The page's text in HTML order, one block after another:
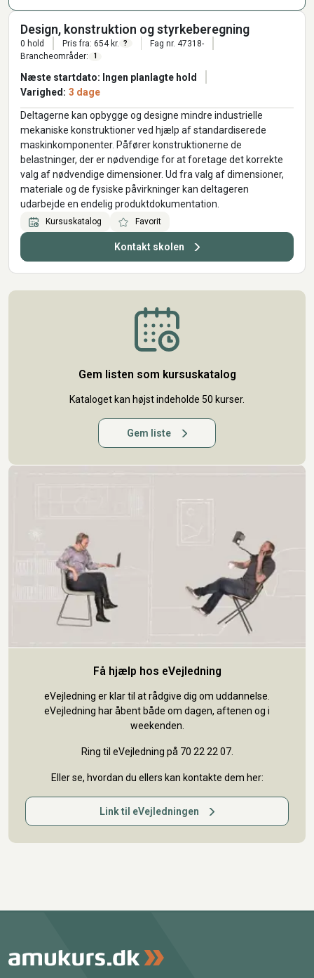
Design, konstruktion og styrkeberegning
0 hold Pris fra: 654 kr. ?
Fag nr. 47318-
Brancheområder:
1
Næste startdato: Ingen planlagte hold
Varighed: 3 dage
Deltagerne kan opbygge og designe mindre industrielle
mekaniske konstruktioner ved hjælp af standardiserede
maskinkomponenter. Påfører konstruktionerne de
belastninger, der er nødvendige for at foretage det korrekte
valg af nødvendige dimensioner. Ud fra valg af dimensioner,
materiale og de fysiske påvirkninger kan deltageren
udarbejde en endelig produktdokumentation.
Kursuskatalog Favorit
Kontakt skolen
Gem listen som kursuskatalog
Kataloget kan højst indeholde 50 kurser.
Gem liste
Få hjælp hos eVejledning
eVejledning er klar til at rådgive dig om uddannelse.
eVejledning har åbent både om dagen, aftenen og i
weekenden.
Ring til eVejledning på 70 22 22 07.
Eller se, hvordan du ellers kan kontakte dem her:
Link til eVejledningen